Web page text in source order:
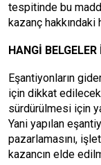
tespitinde bu
kazanç
HANGİ
Eşantiyonların
için dikkat
sürdürülmesi için
Yani yapılan
pazarlamasını,
kazancın elde